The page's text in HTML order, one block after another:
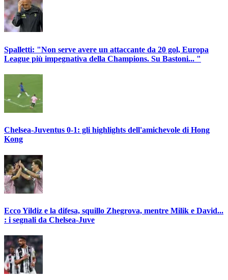
Spalletti: "Non serve avere un attaccante da 20 gol, Europa
League più impegnativa della Champions. Su Bastoni... "
Chelsea-Juventus 0-1: gli highlights dell'amichevole di Hong
Kong
Ecco Yildiz e la difesa, squillo Zhegrova, mentre Milik e David...
: i segnali da Chelsea-Juve